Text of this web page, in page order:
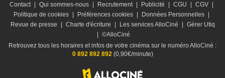
Contact | Qui sommes-nous | Recrutement | Publicité | CGU | CGV |
Politique de cookies | Préférences cookies | Données Personnelles |
Revue de presse
| Charte d'écriture | Les services AlloCiné | Gérer Utiq
| ©AlloCiné
Retrouvez tous les horaires et infos de votre cinéma sur le numéro AlloCiné :
0 892 892 892 (0,90€/minute)